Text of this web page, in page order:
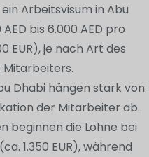
Arbeitsvisum in Abu
bis 6.000 AED pro
EUR), je nach Art des
Mitarbeiters.
Dhabi hängen stark von
der Mitarbeiter ab.
beginnen die Löhne bei
1.350 EUR), während